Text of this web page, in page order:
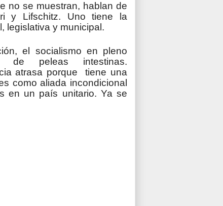
no se muestran, hablan de
y Lifschitz. Uno tiene la
legislativa y municipal.
el socialismo en pleno
peleas intestinas.
atrasa porque tiene una
como aliada incondicional
en un país unitario. Ya se